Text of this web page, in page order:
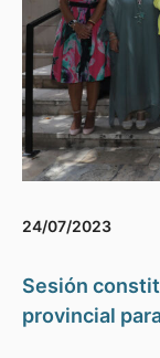
24/07/2023
Sesión
provincial